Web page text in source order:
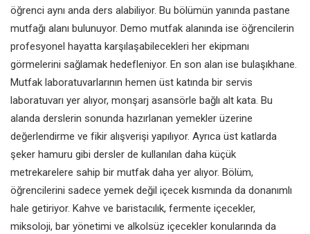
öğrenci aynı anda ders alabiliyor. Bu bölümün yanında pastane
mutfağı alanı bulunuyor. Demo mutfak alanında ise öğrencilerin
profesyonel hayatta karşılaşabilecekleri her ekipmanı
görmelerini sağlamak hedefleniyor. En son alan ise bulaşıkhane.
Mutfak laboratuvarlarının hemen üst katında bir servis
laboratuvarı yer alıyor, monşarj asansörle bağlı alt kata. Bu
alanda derslerin sonunda hazırlanan yemekler üzerine
değerlendirme ve fikir alışverişi yapılıyor. Ayrıca üst katlarda
şeker hamuru gibi dersler de kullanılan daha küçük
metrekarelere sahip bir mutfak daha yer alıyor. Bölüm,
öğrencilerini sadece yemek değil içecek kısmında da donanımlı
hale getiriyor. Kahve ve baristacılık, fermente içecekler,
miksoloji, bar yönetimi ve alkolsüz içecekler konularında da